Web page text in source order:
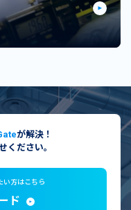
が解決！
ください。
い方はこちら
ド